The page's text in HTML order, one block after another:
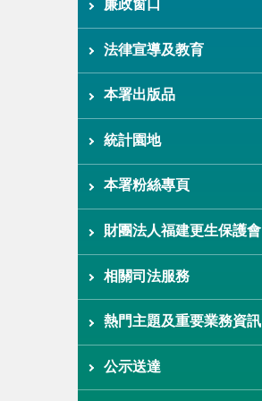
廉政窗口
法律宣導及教育
本署出版品
統計園地
本署粉絲專頁
財團法人福建更生保護會
相關司法服務
熱門主題及重要業務資訊
公示送達